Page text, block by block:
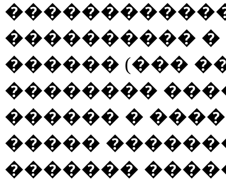
����������
������ (���
��������
������ �
�����
�������